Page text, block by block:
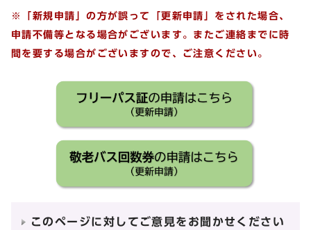
※「新規申請」の方が誤って「更新申請」をされた場合、
申請不備等となる場合がございます。またご連絡までに時
間を要する場合がございますので、ご注意ください。
このページに対してご意見をお聞かせください